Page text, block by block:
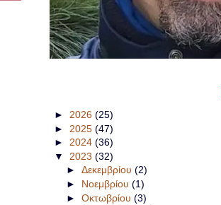
► 2026 (25)
► 2025 (47)
► 2024 (36)
▼ 2023 (32)
► Δεκεμβρίου (2)
► Νοεμβρίου (1)
► Οκτωβρίου (3)